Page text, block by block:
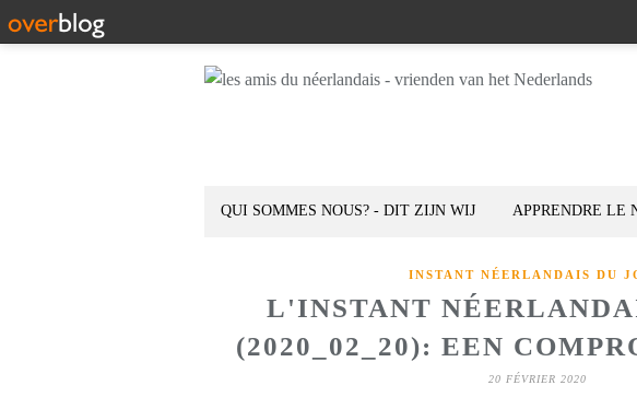
QUI SOMMES NOUS? - DIT ZIJN WIJ APPRENDRE LE
INSTANT NÉERLANDAIS DU
L'INSTANT
(2020_02_20): EEN
20 FÉVRIER 2020